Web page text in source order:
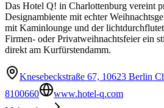
Das Hotel Q! in Charlottenburg vereint
Designambiente mit echter
mit Kaminlounge und der
Firmen- oder Privatweihnachtsfeier ein
direkt am Kurfürstendamm.
Knesebeckstraße 67, 10623 Berlin
8100660
www.hotel-q.com